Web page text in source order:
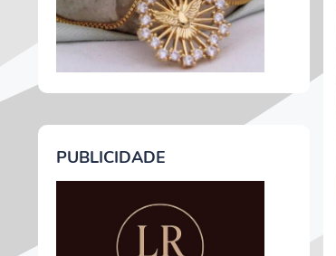
PUBLICIDADE